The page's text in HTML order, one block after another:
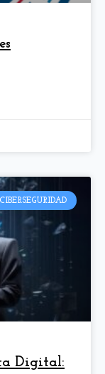
CIBERSEGURIDAD
Digital: